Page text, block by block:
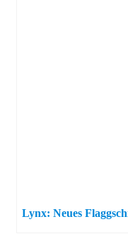
Lynx: Neues